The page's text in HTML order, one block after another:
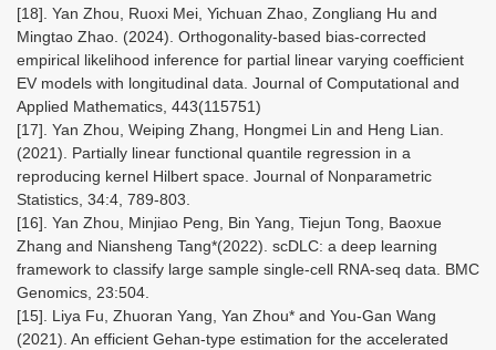
[18]. Yan Zhou, Ruoxi Mei, Yichuan Zhao, Zongliang Hu and
Mingtao Zhao. (2024). Orthogonality-based bias-corrected
empirical likelihood inference for partial linear varying coefficient
EV models with longitudinal data. Journal of Computational and
Applied Mathematics, 443(115751)
[17]. Yan Zhou, Weiping Zhang, Hongmei Lin and Heng Lian.
(2021). Partially linear functional quantile regression in a
reproducing kernel Hilbert space. Journal of Nonparametric
Statistics, 34:4, 789-803.
[16]. Yan Zhou, Minjiao Peng, Bin Yang, Tiejun Tong, Baoxue
Zhang and Niansheng Tang*(2022). scDLC: a deep learning
framework to classify large sample single-cell RNA-seq data. BMC
Genomics, 23:504.
[15]. Liya Fu, Zhuoran Yang, Yan Zhou* and You-Gan Wang
(2021). An efficient Gehan-type estimation for the accelerated